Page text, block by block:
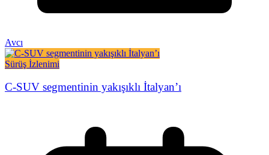
Avcı
Sürüş İzlenimi
C-SUV segmentinin yakışıklı İtalyan’ı